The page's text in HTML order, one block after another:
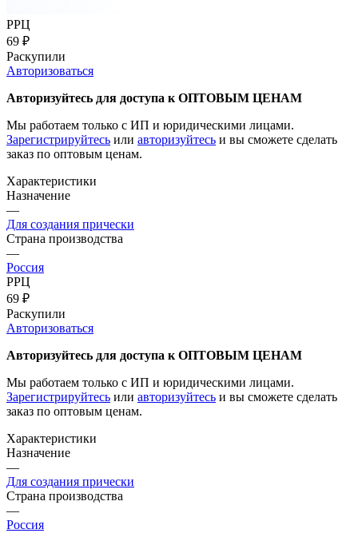
РРЦ
69 ₽
Раскупили
Авторизоваться
Авторизуйтесь для доступа к ОПТОВЫМ ЦЕНАМ
Мы работаем только с ИП и юридическими лицами.
Зарегистрируйтесь или авторизуйтесь и вы сможете сделать
заказ по оптовым ценам.
Характеристики
Назначение
—
Для создания прически
Страна производства
—
Россия
РРЦ
69 ₽
Раскупили
Авторизоваться
Авторизуйтесь для доступа к ОПТОВЫМ ЦЕНАМ
Мы работаем только с ИП и юридическими лицами.
Зарегистрируйтесь или авторизуйтесь и вы сможете сделать
заказ по оптовым ценам.
Характеристики
Назначение
—
Для создания прически
Страна производства
—
Россия